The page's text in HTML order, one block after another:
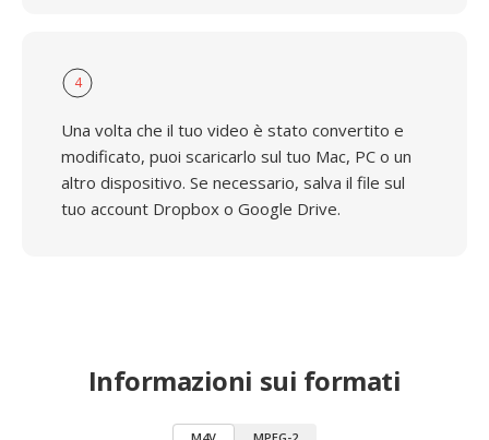
4
Una volta che il tuo video è stato convertito e
modificato, puoi scaricarlo sul tuo Mac, PC o un
altro dispositivo. Se necessario, salva il file sul
tuo account Dropbox o Google Drive.
Informazioni sui formati